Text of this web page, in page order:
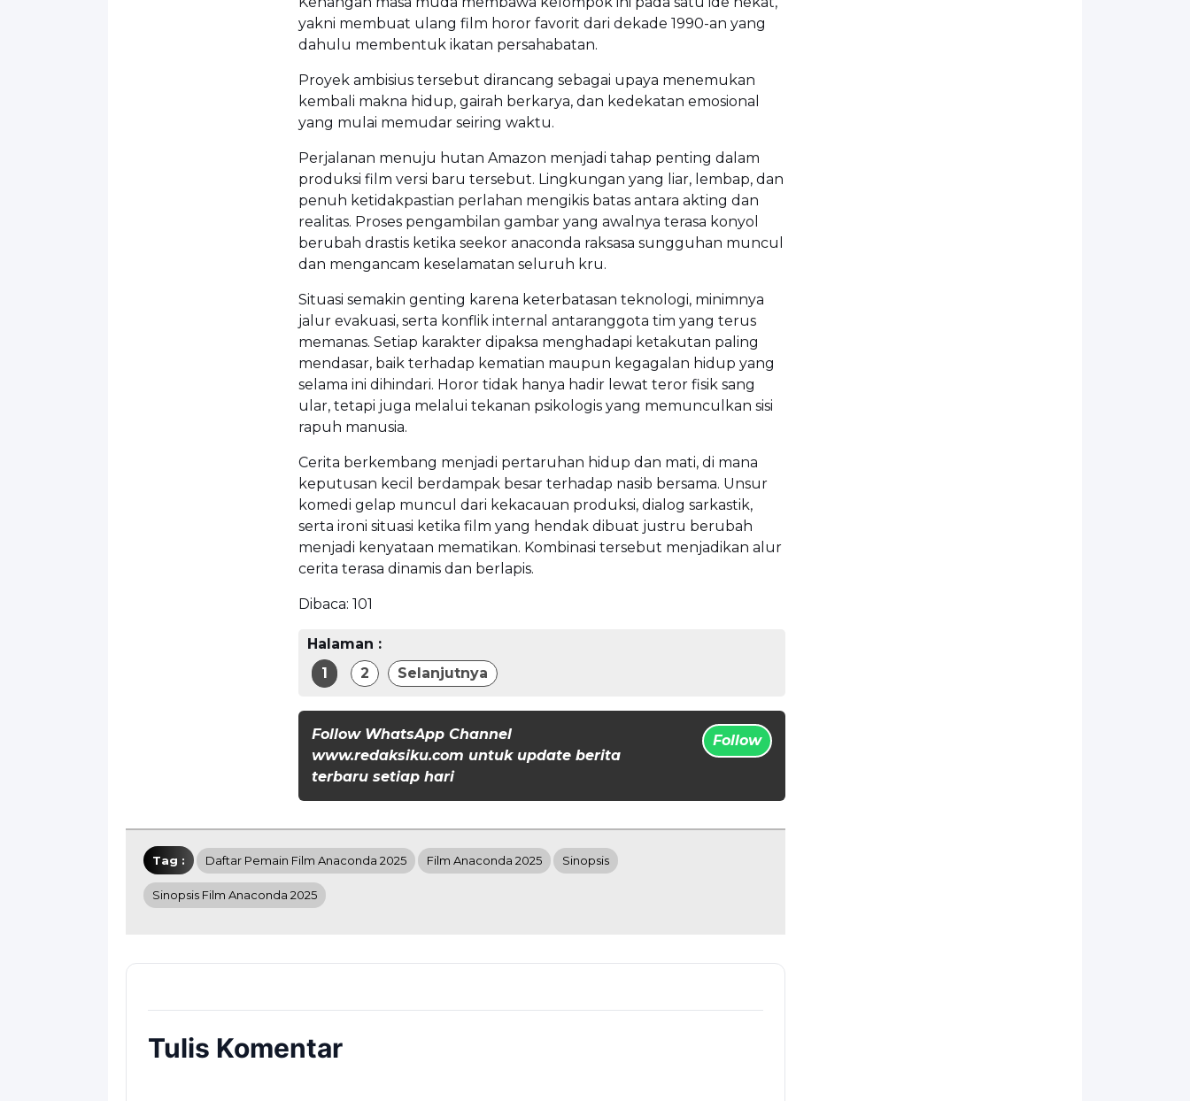
yakni membuat ulang film horor favorit dari dekade 1990-an yang
dahulu membentuk ikatan persahabatan.
Proyek ambisius tersebut dirancang sebagai upaya menemukan
kembali makna hidup, gairah berkarya, dan kedekatan emosional
yang mulai memudar seiring waktu.
Perjalanan menuju hutan Amazon menjadi tahap penting dalam
produksi film versi baru tersebut. Lingkungan yang liar, lembap, dan
penuh ketidakpastian perlahan mengikis batas antara akting dan
realitas. Proses pengambilan gambar yang awalnya terasa konyol
berubah drastis ketika seekor anaconda raksasa sungguhan muncul
dan mengancam keselamatan seluruh kru.
Situasi semakin genting karena keterbatasan teknologi, minimnya
jalur evakuasi, serta konflik internal antaranggota tim yang terus
memanas. Setiap karakter dipaksa menghadapi ketakutan paling
mendasar, baik terhadap kematian maupun kegagalan hidup yang
selama ini dihindari. Horor tidak hanya hadir lewat teror fisik sang
ular, tetapi juga melalui tekanan psikologis yang memunculkan sisi
rapuh manusia.
Cerita berkembang menjadi pertaruhan hidup dan mati, di mana
keputusan kecil berdampak besar terhadap nasib bersama. Unsur
komedi gelap muncul dari kekacauan produksi, dialog sarkastik,
serta ironi situasi ketika film yang hendak dibuat justru berubah
menjadi kenyataan mematikan. Kombinasi tersebut menjadikan alur
cerita terasa dinamis dan berlapis.
Dibaca: 101
Halaman :
1
2 Selanjutnya
Follow WhatsApp Channel
www.redaksiku.com untuk update berita
terbaru setiap hari
Follow
Tag : Daftar Pemain Film Anaconda 2025 Film Anaconda 2025 Sinopsis
Sinopsis Film Anaconda 2025
Tulis Komentar